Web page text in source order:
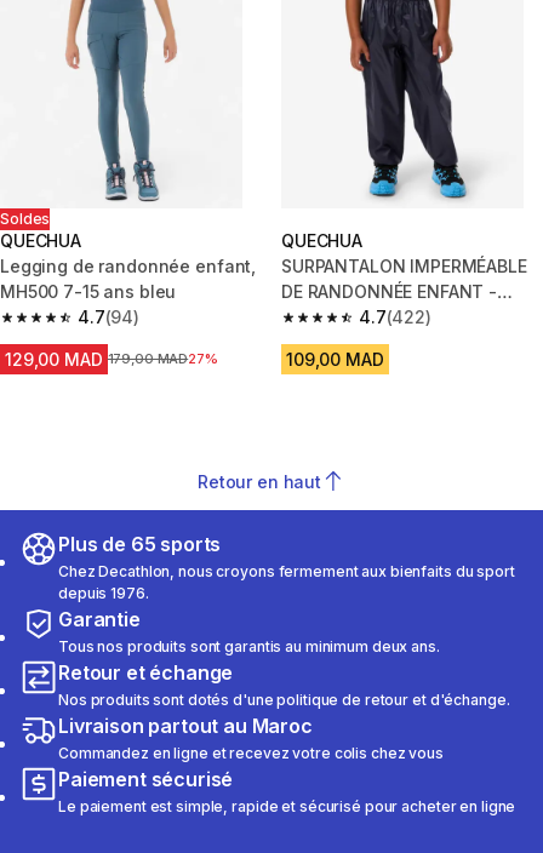
Soldes
QUECHUA
Legging de randonnée enfant,
MH500 7-15 ans bleu
4.7
4.7 out of 5 stars from 94 reviews
(94)
129,00 MAD Prix avant la réduction
179,00 MAD27%
QUECHUA
SURPANTALON IMPERMÉABLE
DE RANDONNÉE ENFANT -
MH100 KID - 2-6 ANS
4.7
4.7 out of 5 stars from 422
(422)
109,00 MAD
Retour en haut
Plus de 65 sports
Chez Decathlon, nous croyons fermement aux bienfaits du sport
depuis 1976.
Garantie
Tous nos produits sont garantis au minimum deux ans.
Retour et échange
Nos produits sont dotés d'une politique de retour et d'échange.
Livraison partout au Maroc
Commandez en ligne et recevez votre colis chez vous
Paiement sécurisé
Le paiement est simple, rapide et sécurisé pour acheter en ligne